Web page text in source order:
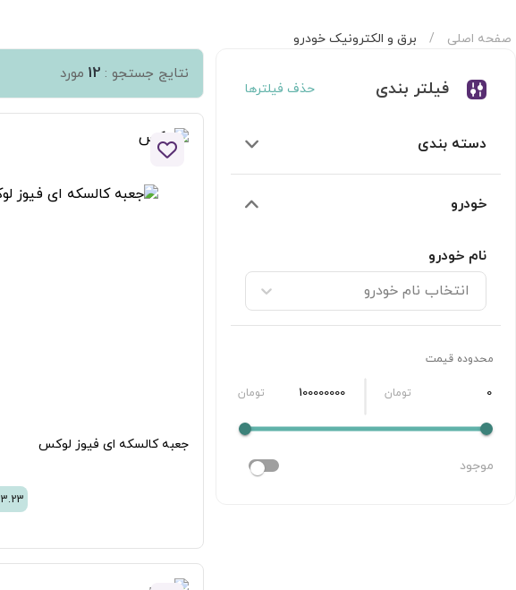
صفحه اصلی / برق و الکترونیک خودرو
برق و الکترونیک خودرو
فیلتر بندی حذف فیلترها
دسته بندی
خودرو
نام خودرو
انتخاب نام خودرو
محدوده قیمت
تومان تومان
موجود
نتایج جستجو : 12 مورد
افزودن به لیست علاقه مندی ها
جعبه کالسکه ای فیوز لوکس
3.23